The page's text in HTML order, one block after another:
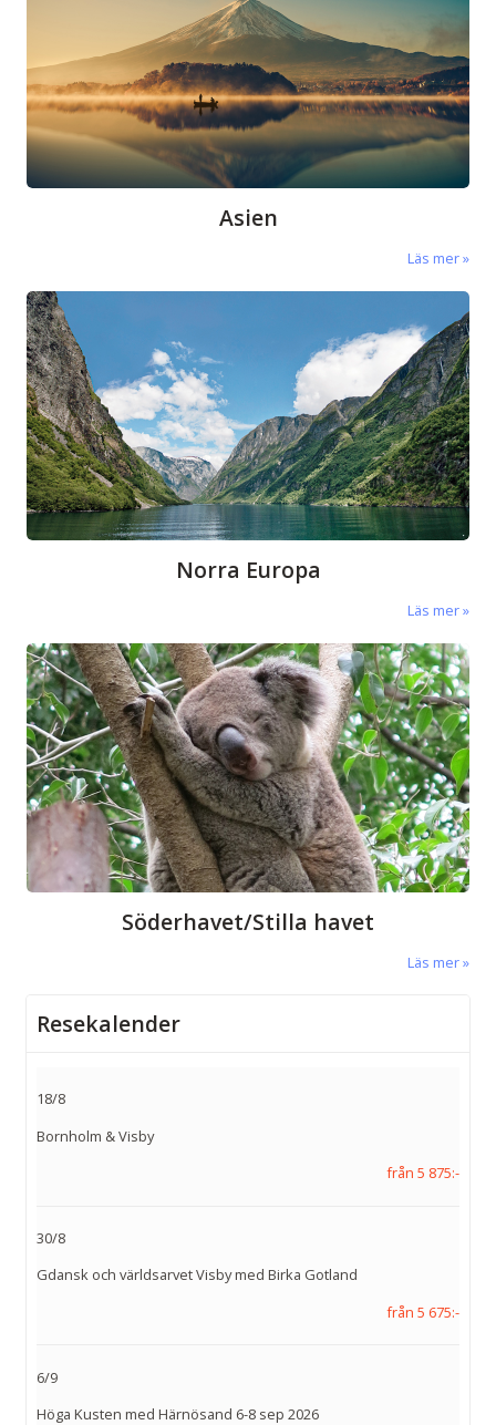
Asien
Läs mer
Norra Europa
Läs mer
Söderhavet/Stilla havet
Läs mer
Resekalender
18/8
Bornholm & Visby
från 5 875:-
30/8
Gdansk och världsarvet Visby med Birka Gotland
från 5 675:-
6/9
Höga Kusten med Härnösand 6-8 sep 2026